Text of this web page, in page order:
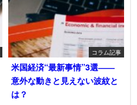
コラム記事
米国経済“最新事情”3選――
意外な動きと見えない波紋と
は？